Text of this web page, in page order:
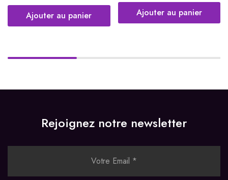
Ajouter au panier Ajouter au panier
Rejoignez notre newsletter